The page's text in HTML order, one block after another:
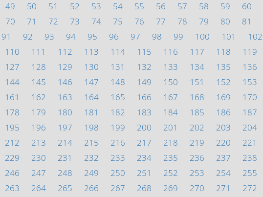
49 50 51 52 53 54 55 56 57 58 59 60
70 71 72 73 74 75 76 77 78 79 80 81
91 92 93 94 95 96 97 98 99 100 101 102
110 111 112 113 114 115 116 117 118 119
127 128 129 130 131 132 133 134 135 136
144 145 146 147 148 149 150 151 152 153
161 162 163 164 165 166 167 168 169 170
178 179 180 181 182 183 184 185 186 187
195 196 197 198 199 200 201 202 203 204
212 213 214 215 216 217 218 219 220 221
229 230 231 232 233 234 235 236 237 238
246 247 248 249 250 251 252 253 254 255
263 264 265 266 267 268 269 270 271 272